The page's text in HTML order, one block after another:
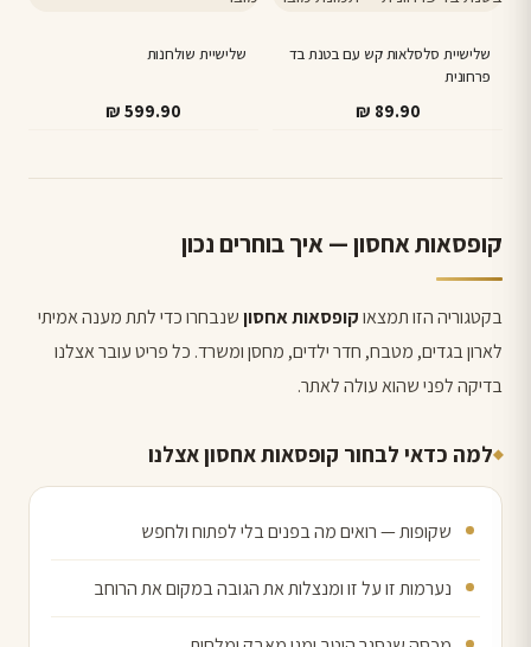
שלישיית סלסלאות קש עם בטנת בד
פרחונית
₪ 89.90
שלישיית שולחנות
₪ 599.90
קופסאות אחסון — איך בוחרים נכון
בקטגוריה הזו תמצאוקופסאות אחסוןשנבחרו כדי לתת מענה אמיתי
לארון בגדים, מטבח, חדר ילדים, מחסן ומשרד. כל פריט עובר אצלנו
בדיקה לפני שהוא עולה לאתר.
למה כדאי לבחור קופסאות אחסון אצלנו
שקופות — רואים מה בפנים בלי לפתוח ולחפש
נערמות זו על זו ומנצלות את הגובה במקום את הרוחב